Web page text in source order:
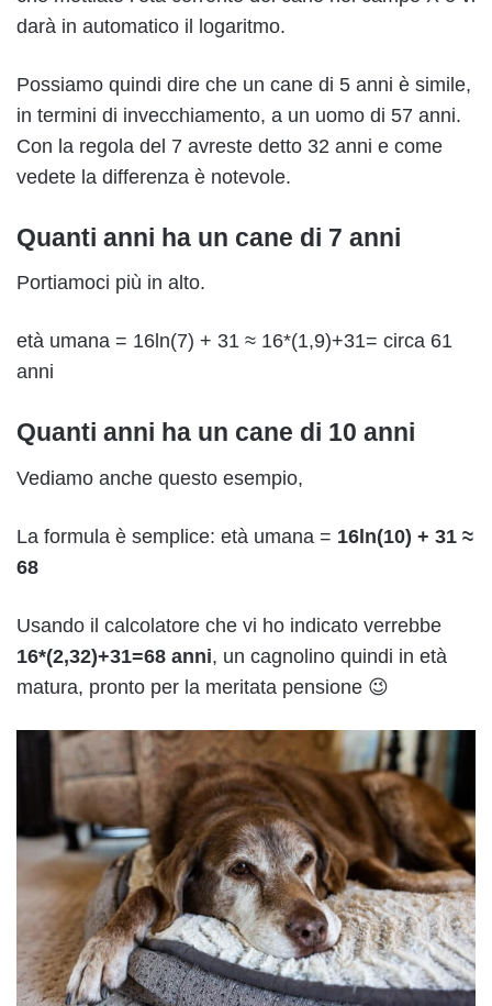
darà in automatico il logaritmo.
Possiamo quindi dire che un cane di 5 anni è simile,
in termini di invecchiamento, a un uomo di 57 anni.
Con la regola del 7 avreste detto 32 anni e come
vedete la differenza è notevole.
Quanti anni ha un cane di 7 anni
Portiamoci più in alto.
età umana = 16ln(7) + 31 ≈ 16*(1,9)+31= circa 61
anni
Quanti anni ha un cane di 10 anni
Vediamo anche questo esempio,
La formula è semplice: età umana = 16ln(10) + 31 ≈
68
Usando il calcolatore che vi ho indicato verrebbe
16*(2,32)+31=68 anni, un cagnolino quindi in età
matura, pronto per la meritata pensione 😉